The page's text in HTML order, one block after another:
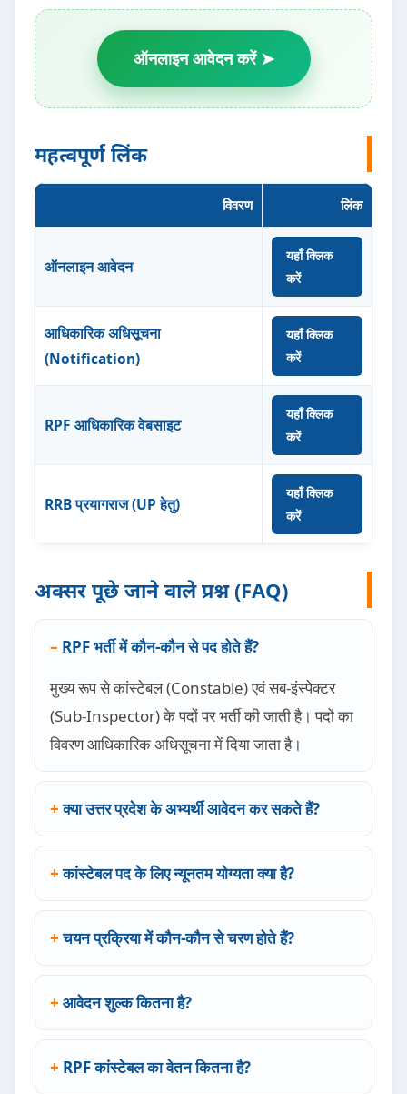
ऑनलाइन आवेदन करें ➤
महत्वपूर्ण लिंक
विवरण लिंक
ऑनलाइन आवेदन
यहाँ क्लिक
करें
आधिकारिक अधिसूचना
(Notification)
यहाँ क्लिक
करें
RPF आधिकारिक वेबसाइट
यहाँ क्लिक
करें
RRB प्रयागराज (UP हेतु)
यहाँ क्लिक
करें
अक्सर पूछे जाने वाले प्रश्न (FAQ)
RPF भर्ती में कौन-कौन से पद होते हैं?
मुख्य रूप से कांस्टेबल (Constable) एवं सब-इंस्पेक्टर
(Sub-Inspector) के पदों पर भर्ती की जाती है। पदों का
विवरण आधिकारिक अधिसूचना में दिया जाता है।
क्या उत्तर प्रदेश के अभ्यर्थी आवेदन कर सकते हैं?
कांस्टेबल पद के लिए न्यूनतम योग्यता क्या है?
चयन प्रक्रिया में कौन-कौन से चरण होते हैं?
आवेदन शुल्क कितना है?
RPF कांस्टेबल का वेतन कितना है?